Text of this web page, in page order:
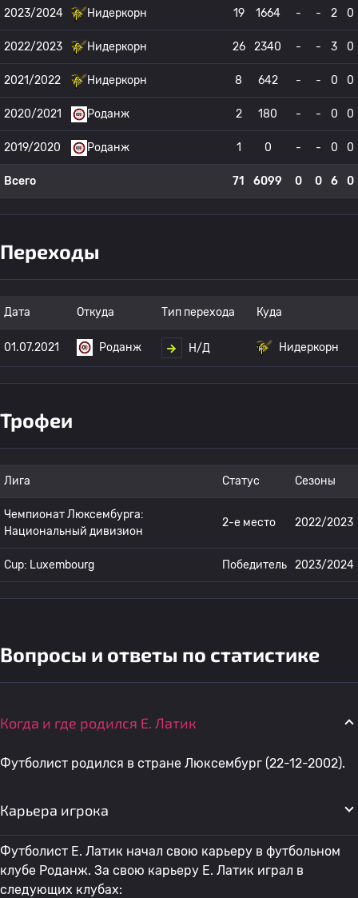
2023/2024 Нидеркорн 19 1664 - - 2 0
2022/2023 Нидеркорн 26 2340 - - 3 0
2021/2022 Нидеркорн 8 642 - - 0 0
2020/2021 Роданж 2 180 - - 0 0
2019/2020 Роданж 1 0 - - 0 0
Всего 71 6099 0 0 6 0
Переходы
Дата Откуда Тип перехода Куда
01.07.2021 Роданж Н/Д Нидеркорн
Трофеи
Лига Статус Сезоны
Чемпионат Люксембурга:
Национальный дивизион
2-е место 2022/2023
Cup: Luxembourg Победитель 2023/2024
Вопросы и ответы по статистике
Когда и где родился E. Латик
Футболист родился в стране Люксембург (22-12-2002).
Карьера игрока
Футболист E. Латик начал свою карьеру в футбольном
клубе Роданж. За свою карьеру E. Латик играл в
следующих клубах: